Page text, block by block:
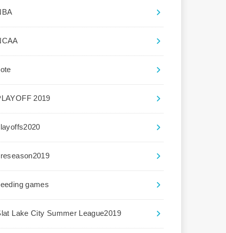
2019
games
Lake City Summer League2019